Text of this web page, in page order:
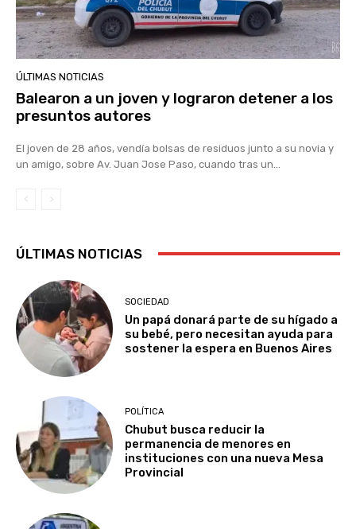
ÚLTIMAS NOTICIAS
Balearon a un joven y lograron detener a los
presuntos autores
El joven de 28 años, vendía bolsas de residuos junto a su novia y
un amigo, sobre Av. Juan Jose Paso, cuando tras un...
ÚLTIMAS NOTICIAS
SOCIEDAD
Un papá donará parte de su hígado a
su bebé, pero necesitan ayuda para
sostener la espera en Buenos Aires
POLÍTICA
Chubut busca reducir la
permanencia de menores en
instituciones con una nueva Mesa
Provincial